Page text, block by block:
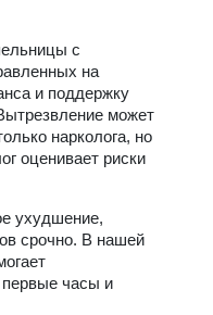
с
на
и поддержку
может
нарколога, но
оценивает риски
ухудшение,
срочно. В нашей
первые часы и